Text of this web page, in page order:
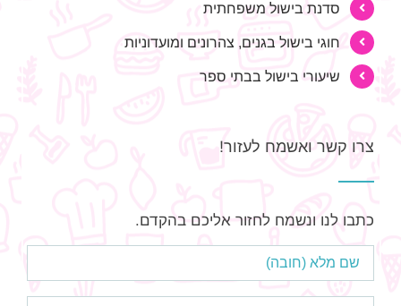
סדנת בישול משפחתית
חוגי בישול בגנים, צהרונים ומועדוניות
שיעורי בישול בבתי ספר
צרו קשר ואשמח לעזור!
כתבו לנו ונשמח לחזור אליכם בהקדם.